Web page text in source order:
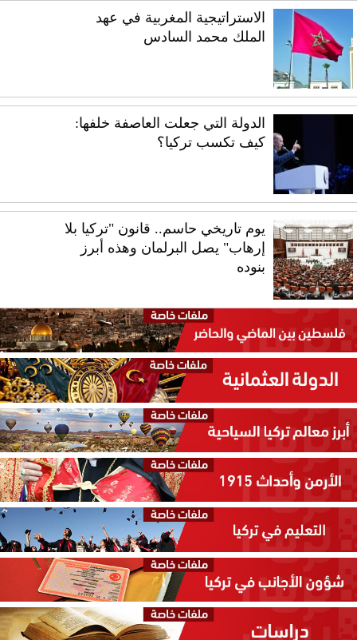
الاستراتيجية المغربية في عهد
الملك محمد السادس
الدولة التي جعلت العاصفة خلفها:
كيف تكسب تركيا؟
يوم تاريخي حاسم.. قانون "تركيا بلا
إرهاب" يصل البرلمان وهذه أبرز
بنوده